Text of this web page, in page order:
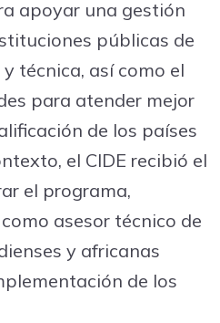
apoyar una gestión
públicas de
técnica, así como el
para atender mejor
de los países
el CIDE recibió el
el programa,
asesor técnico de
y africanas
de los